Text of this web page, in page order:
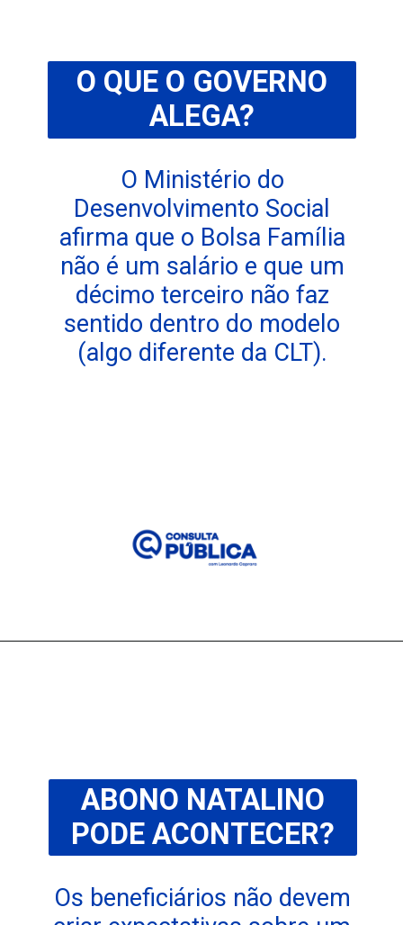
O QUE O GOVERNO
ALEGA?
O Ministério do
Desenvolvimento Social
afirma que o Bolsa Família
não é um salário e que um
décimo terceiro não faz
sentido dentro do modelo
(algo diferente da CLT).
ABONO NATALINO
PODE ACONTECER?
Os beneficiários não devem